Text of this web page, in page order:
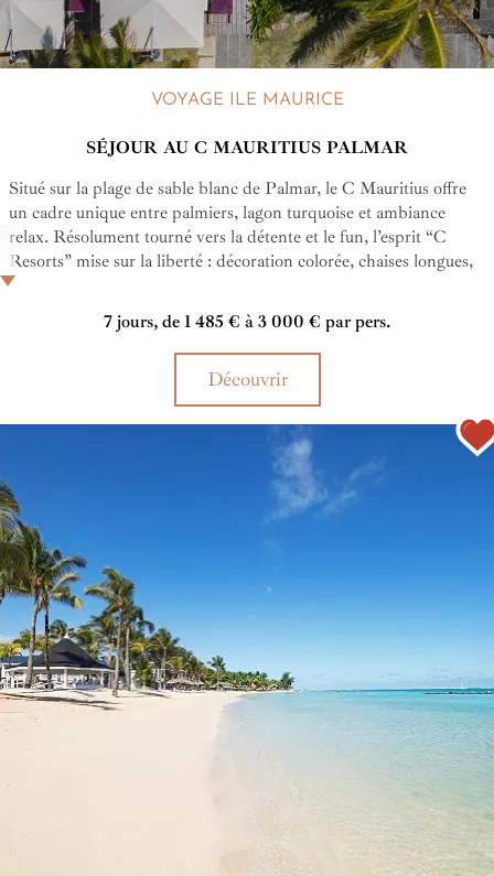
VOYAGE ILE MAURICE
SÉJOUR AU C MAURITIUS PALMAR
Situé sur la plage de sable blanc de Palmar, le C Mauritius offre
un cadre unique entre palmiers, lagon turquoise et ambiance
relax. Résolument tourné vers la détente et le fun, l’esprit “C
Resorts” mise sur la liberté : décoration colorée, chaises longues,
baldaquins, transats, trampoline flottant, beach volley, padel … Le
tout avec une pointe de folie et d’insouciance. Le concept de cet
hôtel consiste à retrouver l'enfant et l'insouciance qui sommeillent
7 jours, de 1 485 € à 3 000 € par pers.
Découvrir